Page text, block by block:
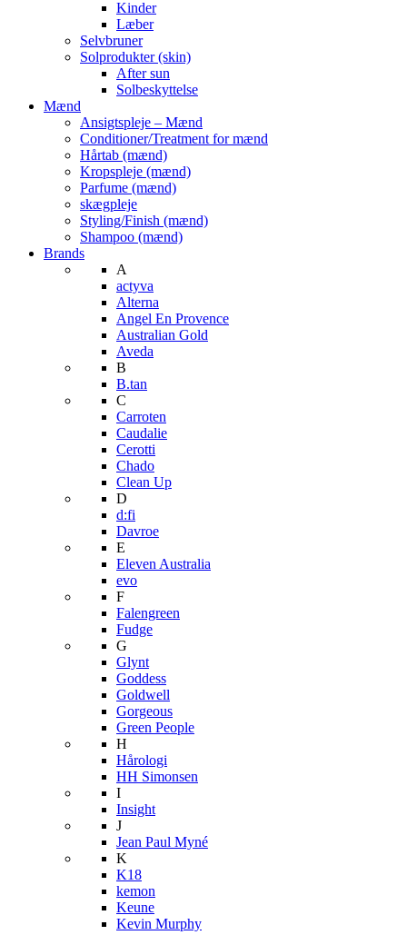
Kinder
Læber
Selvbruner
Solprodukter (skin)
After sun
Solbeskyttelse
Mænd
Ansigtspleje – Mænd
Conditioner/Treatment for mænd
Hårtab (mænd)
Kropspleje (mænd)
Parfume (mænd)
skægpleje
Styling/Finish (mænd)
Shampoo (mænd)
Brands
A
actyva
Alterna
Angel En Provence
Australian Gold
Aveda
B
B.tan
C
Carroten
Caudalie
Cerotti
Chado
Clean Up
D
d:fi
Davroe
E
Eleven Australia
evo
F
Falengreen
Fudge
G
Glynt
Goddess
Goldwell
Gorgeous
Green People
H
Hårologi
HH Simonsen
I
Insight
J
Jean Paul Myné
K
K18
kemon
Keune
Kevin Murphy